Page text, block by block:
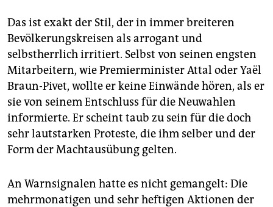
Das ist exakt der Stil, der in immer breiteren
Bevölkerungskreisen als arrogant und
selbstherrlich irritiert. Selbst von seinen engsten
Mitarbeitern, wie Premierminister Attal oder Yaël
Braun-Pivet, wollte er keine Einwände hören, als er
sie von seinem Entschluss für die Neuwahlen
informierte. Er scheint taub zu sein für die doch
sehr lautstarken Proteste, die ihm selber und der
Form der Machtausübung gelten.
An Warnsignalen hatte es nicht gemangelt: Die
mehrmonatigen und sehr heftigen Aktionen der